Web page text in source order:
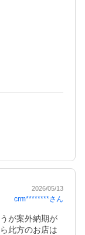
能はわかりま
ヤフオクやメ
全然ＯＫ。
2026/05/13
crm********さん
が案外納期が
此方のお店は